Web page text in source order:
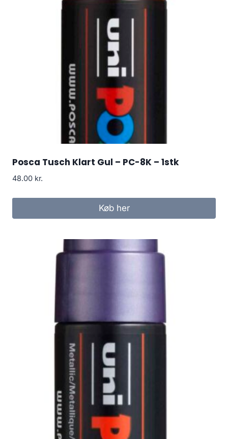
Posca Tusch Klart Gul – PC-8K – 1stk
48.00 kr.
Køb her